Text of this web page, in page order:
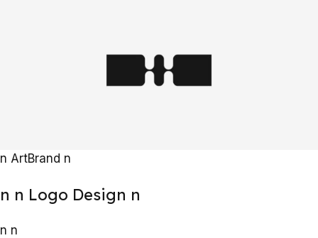
n ArtBrand n
n n Logo Design n
n n